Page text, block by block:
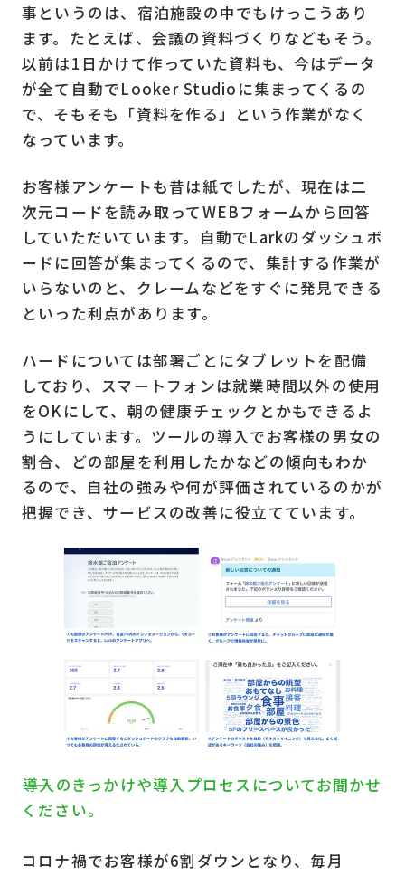
事というのは、宿泊施設の中でもけっこうあり
ます。たとえば、会議の資料づくりなどもそう。
以前は1日かけて作っていた資料も、今はデータ
が全て自動でLooker Studioに集まってくるの
で、そもそも「資料を作る」という作業がなく
なっています。
お客様アンケートも昔は紙でしたが、現在は二
次元コードを読み取ってWEBフォームから回答
していただいています。自動でLarkのダッシュボ
ードに回答が集まってくるので、集計する作業が
いらないのと、クレームなどをすぐに発見できる
といった利点があります。
ハードについては部署ごとにタブレットを配備
しており、スマートフォンは就業時間以外の使用
をOKにして、朝の健康チェックとかもできるよ
うにしています。ツールの導入でお客様の男女の
割合、どの部屋を利用したかなどの傾向もわか
るので、自社の強みや何が評価されているのかが
把握でき、サービスの改善に役立てています。
――導入のきっかけや導入プロセスについてお聞かせ
ください。
コロナ禍でお客様が6割ダウンとなり、毎月